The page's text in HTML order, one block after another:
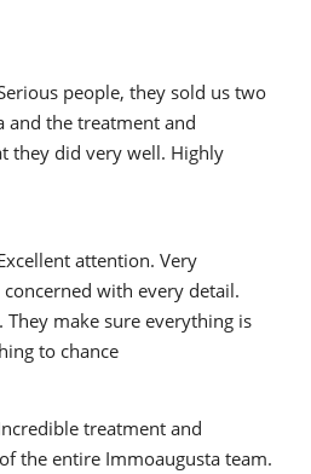
people, they sold us two
and the treatment and
they did very well. Highly
attention. Very
with every detail.
They make sure everything is
to chance
treatment and
the entire Immoaugusta team.